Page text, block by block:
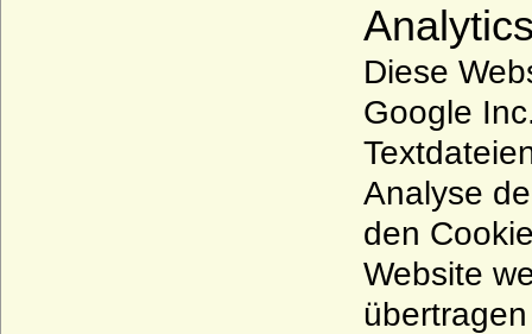
Diese
Google
Analyse
den
Website